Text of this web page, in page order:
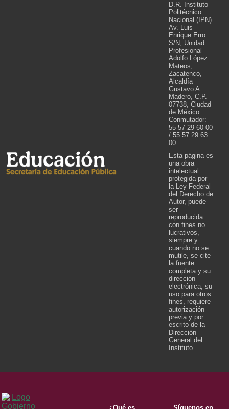
D.R. Instituto
Politécnico
Nacional (IPN).
Av. Luis
Enrique Erro
S/N, Unidad
Profesional
Adolfo López
Mateos,
Zacatenco,
Alcaldía
Gustavo A.
Madero, C.P.
07738, Ciudad
de México.
Conmutador:
55 57 29 60 00
/ 55 57 29 63
00.
Esta página es
una obra
intelectual
protegida por
la Ley Federal
del Derecho de
Autor, puede
ser
reproducida
con fines no
lucrativos,
siempre y
cuando no se
mutile, se cite
la fuente
completa y su
dirección
electrónica; su
uso para otros
fines, requiere
autorización
previa y por
escrito de la
Dirección
General del
Instituto.